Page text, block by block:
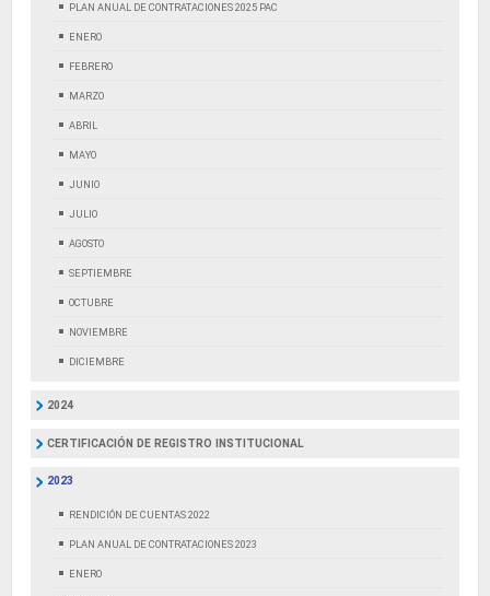
PLAN ANUAL DE CONTRATACIONES 2025 PAC
ENERO
FEBRERO
MARZO
ABRIL
MAYO
JUNIO
JULIO
AGOSTO
SEPTIEMBRE
OCTUBRE
NOVIEMBRE
DICIEMBRE
2024
CERTIFICACIÓN DE REGISTRO INSTITUCIONAL
2023
RENDICIÓN DE CUENTAS 2022
PLAN ANUAL DE CONTRATACIONES 2023
ENERO